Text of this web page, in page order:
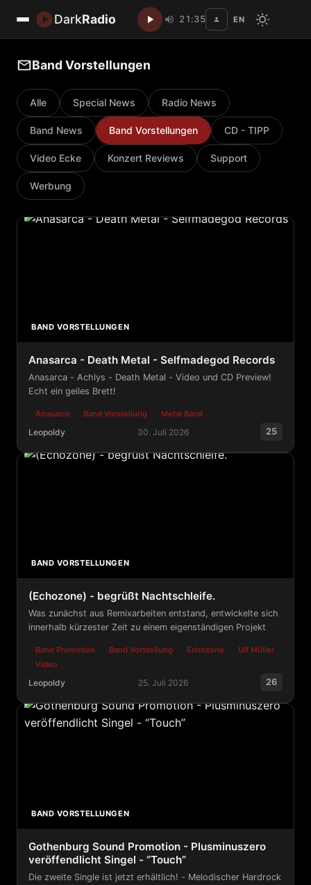
DarkRadio 21:35 EN
Band Vorstellungen
Alle Special News Radio News
Band News Band Vorstellungen CD - TIPP
Video Ecke Konzert Reviews Support
Werbung
BAND VORSTELLUNGEN
Anasarca - Death Metal - Selfmadegod Records
Anasarca - Achlys - Death Metal - Video und CD Preview!
Echt ein geiles Brett!
Anasarca Band Vorstellung Metal Band
Leopoldy 30. Juli 2026 25
Anasarca - Death Metal - Selfmadegod Records
BAND VORSTELLUNGEN
(Echozone) - begrüßt Nachtschleife.
Was zunächst aus Remixarbeiten entstand, entwickelte sich
innerhalb kürzester Zeit zu einem eigenständigen Projekt
Band Promotion Band Vorstellung Echozone
Ulf Müller
Video
Leopoldy 25. Juli 2026 26
(Echozone) - begrüßt Nachtschleife.
BAND VORSTELLUNGEN
Gothenburg Sound Promotion - Plusminuszero
veröffendlicht Singel - “Touch”
Die zweite Single ist jetzt erhältlich! - Melodischer Hardrock